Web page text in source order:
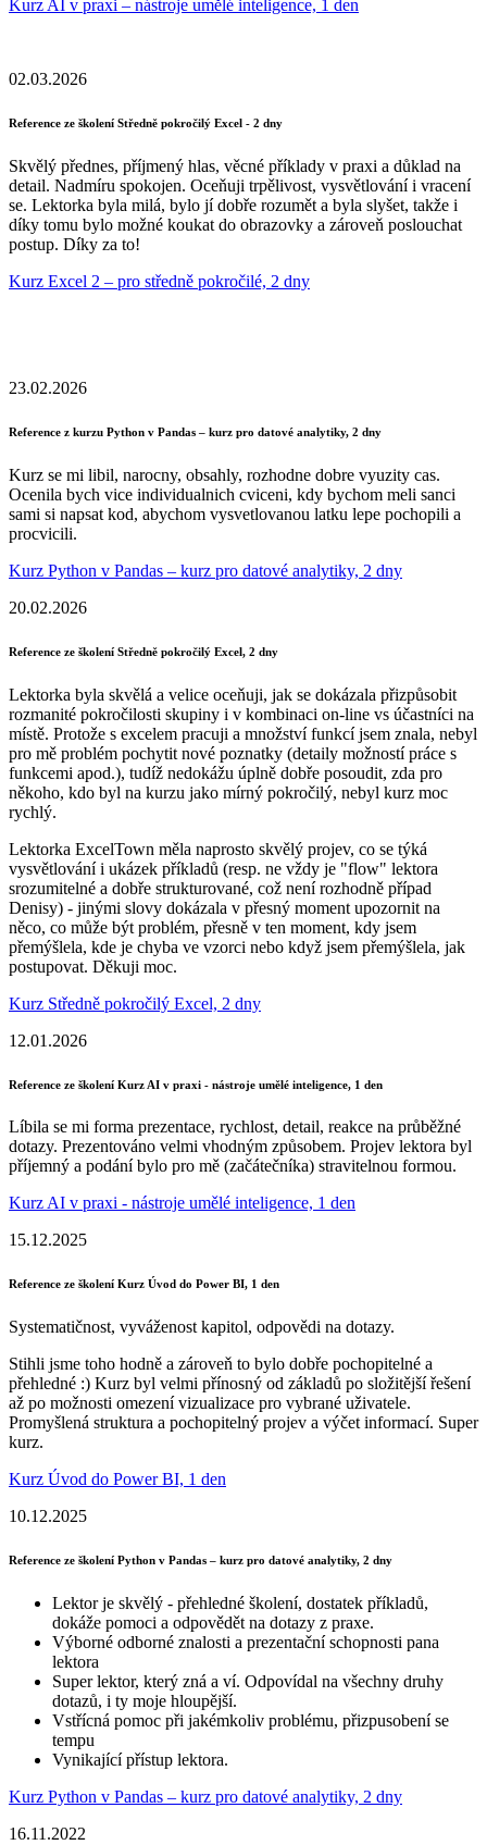
Kurz AI v praxi – nástroje umělé inteligence, 1 den
02.03.2026
Reference ze školení Středně pokročilý Excel - 2 dny
Skvělý přednes, příjmený hlas, věcné příklady v praxi a důklad na
detail. Nadmíru spokojen. Oceňuji trpělivost, vysvětlování i vracení
se. Lektorka byla milá, bylo jí dobře rozumět a byla slyšet, takže i
díky tomu bylo možné koukat do obrazovky a zároveň poslouchat
postup. Díky za to!
Kurz Excel 2 – pro středně pokročilé, 2 dny
23.02.2026
Reference z kurzu Python v Pandas – kurz pro datové analytiky, 2 dny
Kurz se mi libil, narocny, obsahly, rozhodne dobre vyuzity cas.
Ocenila bych vice individualnich cviceni, kdy bychom meli sanci
sami si napsat kod, abychom vysvetlovanou latku lepe pochopili a
procvicili.
Kurz Python v Pandas – kurz pro datové analytiky, 2 dny
20.02.2026
Reference ze školení Středně pokročilý Excel, 2 dny
Lektorka byla skvělá a velice oceňuji, jak se dokázala přizpůsobit
rozmanité pokročilosti skupiny i v kombinaci on-line vs účastníci na
místě. Protože s excelem pracuji a množství funkcí jsem znala, nebyl
pro mě problém pochytit nové poznatky (detaily možností práce s
funkcemi apod.), tudíž nedokážu úplně dobře posoudit, zda pro
někoho, kdo byl na kurzu jako mírný pokročilý, nebyl kurz moc
rychlý.
Lektorka ExcelTown měla naprosto skvělý projev, co se týká
vysvětlování i ukázek příkladů (resp. ne vždy je "flow" lektora
srozumitelné a dobře strukturované, což není rozhodně případ
Denisy) - jinými slovy dokázala v přesný moment upozornit na
něco, co může být problém, přesně v ten moment, kdy jsem
přemýšlela, kde je chyba ve vzorci nebo když jsem přemýšlela, jak
postupovat. Děkuji moc.
Kurz Středně pokročilý Excel, 2 dny
12.01.2026
Reference ze školení Kurz AI v praxi - nástroje umělé inteligence, 1 den
Líbila se mi forma prezentace, rychlost, detail, reakce na průběžné
dotazy. Prezentováno velmi vhodným způsobem. Projev lektora byl
příjemný a podání bylo pro mě (začátečníka) stravitelnou formou.
Kurz AI v praxi - nástroje umělé inteligence, 1 den
15.12.2025
Reference ze školení Kurz Úvod do Power BI, 1 den
Systematičnost, vyváženost kapitol, odpovědi na dotazy.
Stihli jsme toho hodně a zároveň to bylo dobře pochopitelné a
přehledné :) Kurz byl velmi přínosný od základů po složitější řešení
až po možnosti omezení vizualizace pro vybrané uživatele.
Promyšlená struktura a pochopitelný projev a výčet informací. Super
kurz.
Kurz Úvod do Power BI, 1 den
10.12.2025
Reference ze školení Python v Pandas – kurz pro datové analytiky, 2 dny
Lektor je skvělý - přehledné školení, dostatek příkladů,
dokáže pomoci a odpovědět na dotazy z praxe.
Výborné odborné znalosti a prezentační schopnosti pana
lektora
Super lektor, který zná a ví. Odpovídal na všechny druhy
dotazů, i ty moje hloupější.
Vstřícná pomoc při jakémkoliv problému, přizpusobení se
tempu
Vynikající přístup lektora.
Kurz Python v Pandas – kurz pro datové analytiky, 2 dny
16.11.2022